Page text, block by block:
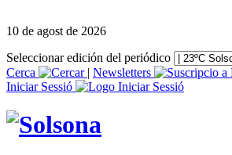
10 de agost de 2026
Seleccionar edición del periódico
Cerca
| Newsletters
Iniciar Sessió